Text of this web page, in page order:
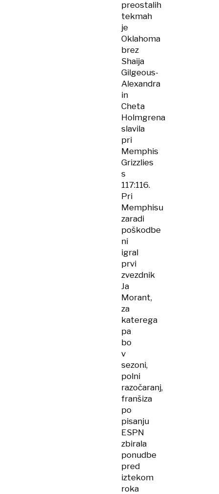
preostalih
tekmah
je
Oklahoma
brez
Shaija
Gilgeous-
Alexandra
in
Cheta
Holmgrena
slavila
pri
Memphis
Grizzlies
s
117:116.
Pri
Memphisu
zaradi
poškodbe
ni
igral
prvi
zvezdnik
Ja
Morant,
za
katerega
pa
bo
v
sezoni,
polni
razočaranj,
franšiza
po
pisanju
ESPN
zbirala
ponudbe
pred
iztekom
roka